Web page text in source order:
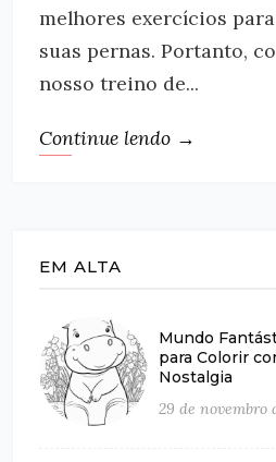
melhores exercícios
suas pernas. Portanto,
nosso treino de...
Continue lendo →
EM ALTA
Mundo
para Colorir
Nostalgia
29 de novembro